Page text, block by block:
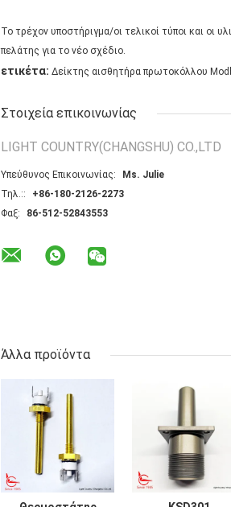
Το τρέχον υποστήριγμα/οι τελικοί τύποι και
πελάτης για το νέο σχέδιο.
ετικέτα: Δείκτης αισθητήρα πρωτοκόλλου
Στοιχεία επικοινωνίας
LIGHT COUNTRY(CHANGSHU) CO.,LTD
Υπεύθυνος Επικοινωνίας:
Ms. Julie
Τηλ.::
+86-180-2126-2273
Φαξ:
86-512-52843553
Άλλα προϊόντα